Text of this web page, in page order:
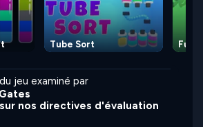
Tube Sort Full
jeu examiné par
nos directives d'évaluation